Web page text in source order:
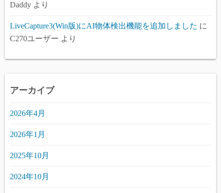
Daddy より
LiveCapture3(Win版)にAI物体検出機能を追加しました に
C270ユーザー より
アーカイブ
2026年4月
2026年1月
2025年10月
2024年10月